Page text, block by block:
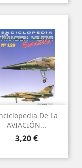
De La
AVIACIÓN...
Preu
3,20 €